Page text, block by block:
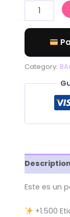
Category:
Description
Este es un
+1.500